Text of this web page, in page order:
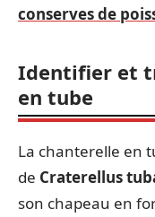
conserves de
Identifier et
en tube
La chanterelle en
de Craterellus
son chapeau en